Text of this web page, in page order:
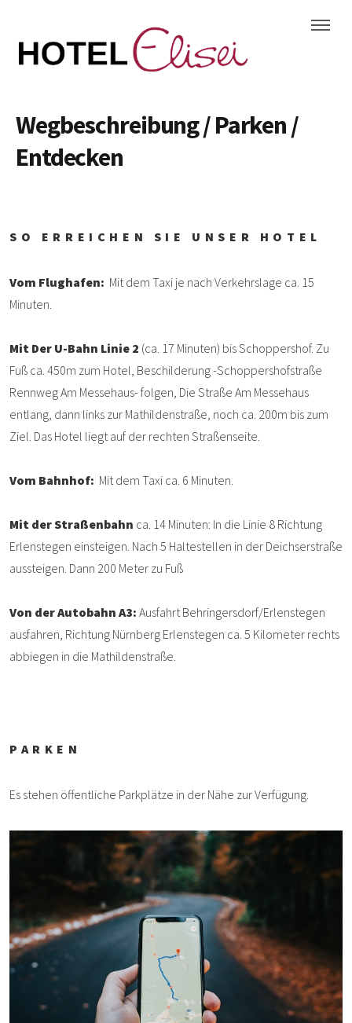
Wegbeschreibung / Parken /
Entdecken
SO ERREICHEN SIE UNSER HOTEL
Vom Flughafen: Mit dem Taxi je nach Verkehrslage ca. 15
Minuten.
Mit Der U-Bahn Linie 2 (ca. 17 Minuten) bis Schoppershof. Zu
Fuß ca. 450m zum Hotel, Beschilderung -Schoppershofstraße
Rennweg Am Messehaus- folgen, Die Straße Am Messehaus
entlang, dann links zur Mathildenstraße, noch ca. 200m bis zum
Ziel. Das Hotel liegt auf der rechten Straßenseite.
Vom Bahnhof: Mit dem Taxi ca. 6 Minuten.
Mit der Straßenbahn ca. 14 Minuten: In die Linie 8 Richtung
Erlenstegen einsteigen. Nach 5 Haltestellen in der Deichserstraße
aussteigen. Dann 200 Meter zu Fuß
Von der Autobahn A3: Ausfahrt Behringersdorf/Erlenstegen
ausfahren, Richtung Nürnberg Erlenstegen ca. 5 Kilometer rechts
abbiegen in die Mathildenstraße.
PARKEN
Es stehen öffentliche Parkplätze in der Nähe zur Verfügung.